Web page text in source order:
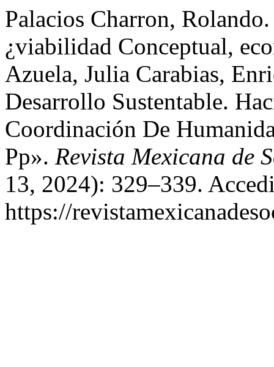
Palacios Charron,
¿viabilidad Conceptual,
Azuela, Julia Carabias,
Desarrollo Sustentable.
Coordinación De
Pp». Revista Mexicana de
13, 2024): 329–339.
https://